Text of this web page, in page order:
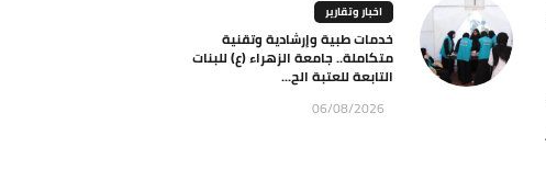
اخبار وتقارير
خدمات طبية وإرشادية وتقنية
متكاملة.. جامعة الزهراء (ع) للبنات
التابعة للعتبة الح...
06/08/2026